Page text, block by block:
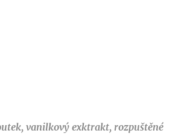
vanilkový exktrakt, rozpuštěné